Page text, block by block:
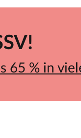
65 % in